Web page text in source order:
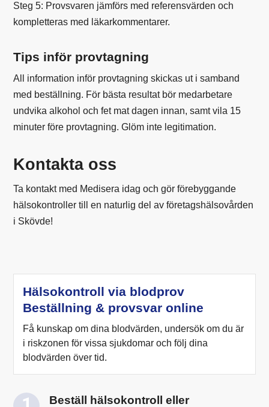
Steg 5: Provsvaren jämförs med referensvärden och
kompletteras med läkarkommentarer.
Tips inför provtagning
All information inför provtagning skickas ut i samband
med beställning. För bästa resultat bör medarbetare
undvika alkohol och fet mat dagen innan, samt vila 15
minuter före provtagning. Glöm inte legitimation.
Kontakta oss
Ta kontakt med Medisera idag och gör förebyggande
hälsokontroller till en naturlig del av företagshälsovården
i Skövde!
Hälsokontroll via blodprov
Beställning & provsvar online
Få kunskap om dina blodvärden, undersök om du är
i riskzonen för vissa sjukdomar och följ dina
blodvärden över tid.
Beställ hälsokontroll eller